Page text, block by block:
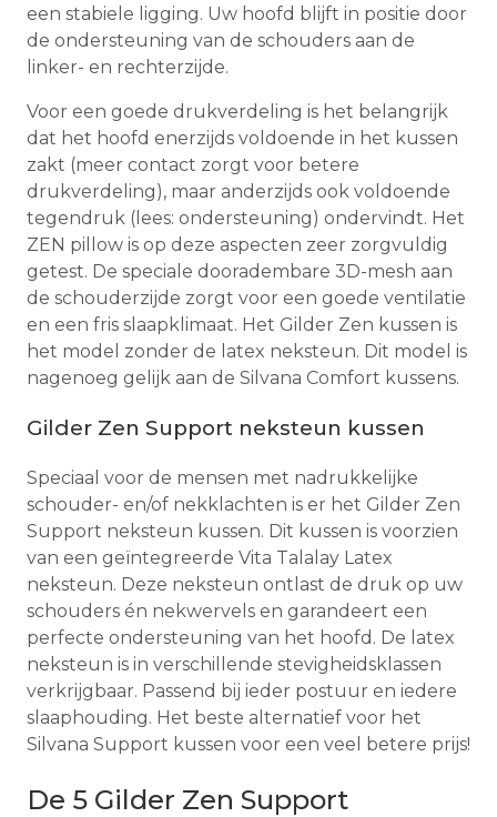
een stabiele ligging. Uw hoofd blijft in positie door
de ondersteuning van de schouders aan de
linker- en rechterzijde.
Voor een goede drukverdeling is het belangrijk
dat het hoofd enerzijds voldoende in het kussen
zakt (meer contact zorgt voor betere
drukverdeling), maar anderzijds ook voldoende
tegendruk (lees: ondersteuning) ondervindt. Het
ZEN pillow is op deze aspecten zeer zorgvuldig
getest. De speciale dooradembare 3D-mesh aan
de schouderzijde zorgt voor een goede ventilatie
en een fris slaapklimaat. Het Gilder Zen kussen is
het model zonder de latex neksteun. Dit model is
nagenoeg gelijk aan de Silvana Comfort kussens.
Gilder Zen Support neksteun kussen
Speciaal voor de mensen met nadrukkelijke
schouder- en/of nekklachten is er het Gilder Zen
Support neksteun kussen. Dit kussen is voorzien
van een geïntegreerde Vita Talalay Latex
neksteun. Deze neksteun ontlast de druk op uw
schouders én nekwervels en garandeert een
perfecte ondersteuning van het hoofd. De latex
neksteun is in verschillende stevigheidsklassen
verkrijgbaar. Passend bij ieder postuur en iedere
slaaphouding. Het beste alternatief voor het
Silvana Support kussen voor een veel betere prijs!
De 5 Gilder Zen Support